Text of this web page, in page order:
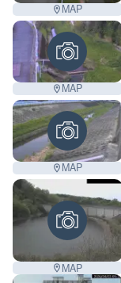
MAP
MAP
MAP
MAP